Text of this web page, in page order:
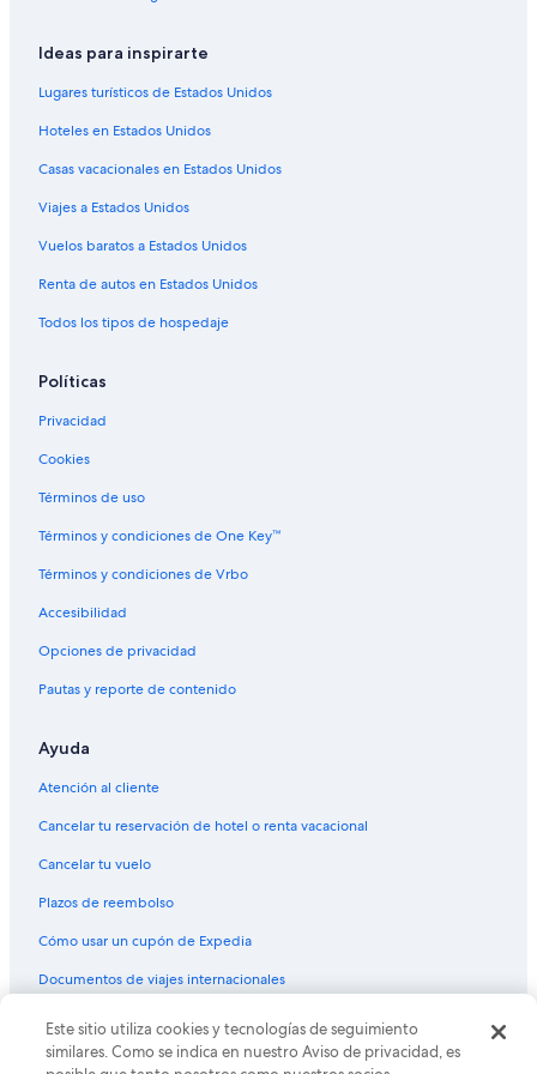
Hoteles con gimnasio en Ushuaia
Hoteles con guardería en Ushuaia
Hoteles con parque acuático en Ushuaia
Hoteles con vista en Ushuaia
Hoteles gay friendly en Ushuaia
Posadas en Ushuaia
Ideas para inspirarte
Lugares turísticos de Estados Unidos
Hoteles en Estados Unidos
Casas vacacionales en Estados Unidos
Viajes a Estados Unidos
Vuelos baratos a Estados Unidos
Renta de autos en Estados Unidos
Todos los tipos de hospedaje
Políticas
Privacidad
Cookies
Términos de uso
Términos y condiciones de One Key™
Términos y condiciones de Vrbo
Accesibilidad
Opciones de privacidad
Pautas y reporte de contenido
Ayuda
Atención al cliente
Cancelar tu reservación de hotel o renta vacacional
Cancelar tu vuelo
Plazos de reembolso
Cómo usar un cupón de Expedia
Documentos de viajes internacionales
© 2026 Expedia, Inc., una empresa de Expedia Group. Todos los
derechos reservados. Expedia y el logo de Expedia son marcas
registradas o marcas comerciales de Expedia, Inc. CST# 2029030-50.
Este sitio utiliza cookies y tecnologías de seguimiento
similares. Como se indica en nuestro Aviso de privacidad, es